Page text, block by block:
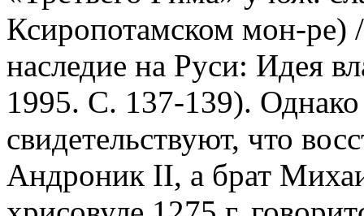
Ксиропотамском мон-ре)
наследие на Руси: Идея
1995. С. 137-139).
свидетельствуют, что
Андроник II, а брат